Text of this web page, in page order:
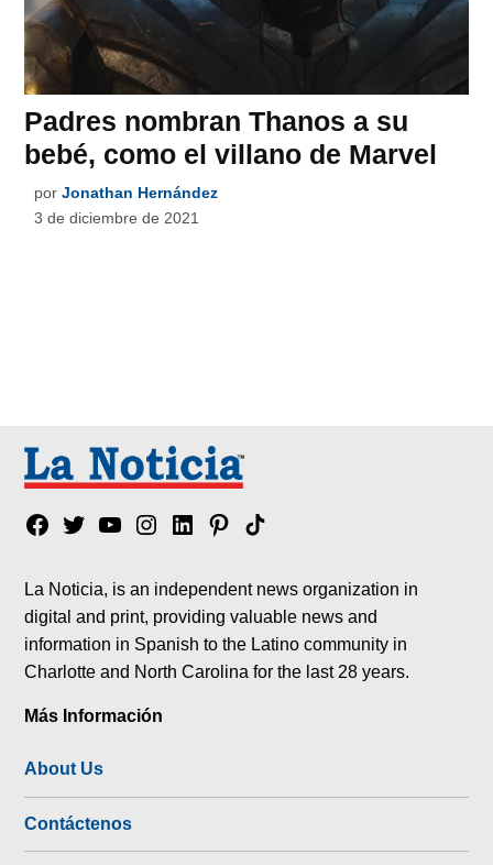
Padres nombran Thanos a su
bebé, como el villano de Marvel
por Jonathan Hernández
3 de diciembre de 2021
Facebook
TwitterYouTubeInstagram
LinkedinPinterest
Tik
La Noticia, is an independent news organization in
digital and print, providing valuable news and
information in Spanish to the Latino community in
Charlotte and North Carolina for the last 28 years.
Más Información
About Us
Contáctenos